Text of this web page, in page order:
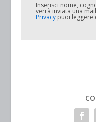
Inserisci nome,
verrà inviata una
Privacy puoi leggere